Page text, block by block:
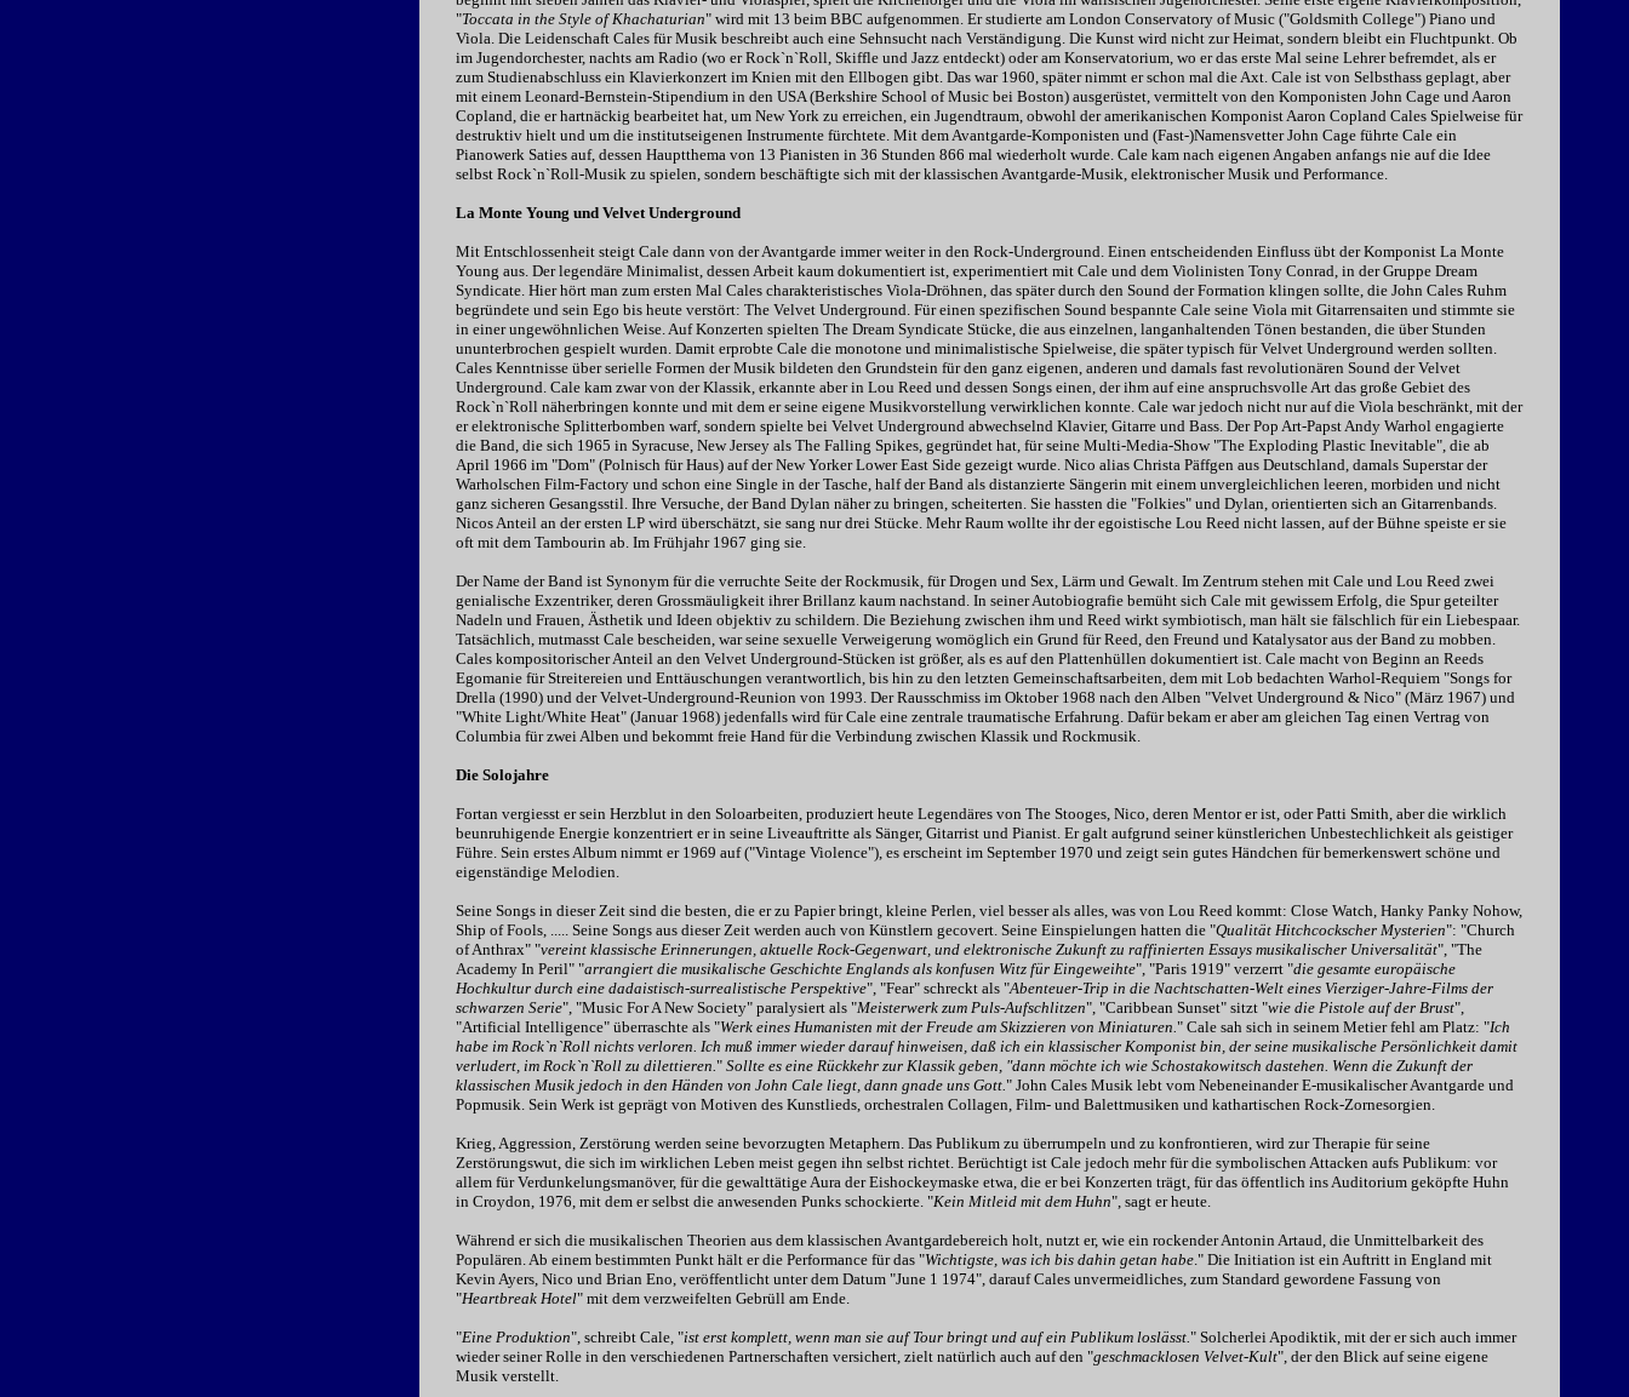
"Toccata in the Style of Khachaturian" wird mit 13 beim BBC aufgenommen. Er studierte am London Conservatory of Music ("Goldsmith College") Piano und
Viola. Die Leidenschaft Cales für Musik beschreibt auch eine Sehnsucht nach Verständigung. Die Kunst wird nicht zur Heimat, sondern bleibt ein Fluchtpunkt. Ob
im Jugendorchester, nachts am Radio (wo er Rock`n`Roll, Skiffle und Jazz entdeckt) oder am Konservatorium, wo er das erste Mal seine Lehrer befremdet, als er
zum Studienabschluss ein Klavierkonzert im Knien mit den Ellbogen gibt. Das war 1960, später nimmt er schon mal die Axt. Cale ist von Selbsthass geplagt, aber
mit einem Leonard-Bernstein-Stipendium in den USA (Berkshire School of Music bei Boston) ausgerüstet, vermittelt von den Komponisten John Cage und Aaron
Copland, die er hartnäckig bearbeitet hat, um New York zu erreichen, ein Jugendtraum, obwohl der amerikanischen Komponist Aaron Copland Cales Spielweise für
destruktiv hielt und um die institutseigenen Instrumente fürchtete. Mit dem Avantgarde-Komponisten und (Fast-)Namensvetter John Cage führte Cale ein
Pianowerk Saties auf, dessen Hauptthema von 13 Pianisten in 36 Stunden 866 mal wiederholt wurde. Cale kam nach eigenen Angaben anfangs nie auf die Idee
selbst Rock`n`Roll-Musik zu spielen, sondern beschäftigte sich mit der klassischen Avantgarde-Musik, elektronischer Musik und Performance.
La Monte Young und Velvet Underground
Mit Entschlossenheit steigt Cale dann von der Avantgarde immer weiter in den Rock-Underground. Einen entscheidenden Einfluss übt der Komponist La Monte
Young aus. Der legendäre Minimalist, dessen Arbeit kaum dokumentiert ist, experimentiert mit Cale und dem Violinisten Tony Conrad, in der Gruppe Dream
Syndicate. Hier hört man zum ersten Mal Cales charakteristisches Viola-Dröhnen, das später durch den Sound der Formation klingen sollte, die John Cales Ruhm
begründete und sein Ego bis heute verstört: The Velvet Underground. Für einen spezifischen Sound bespannte Cale seine Viola mit Gitarrensaiten und stimmte sie
in einer ungewöhnlichen Weise. Auf Konzerten spielten The Dream Syndicate Stücke, die aus einzelnen, langanhaltenden Tönen bestanden, die über Stunden
ununterbrochen gespielt wurden. Damit erprobte Cale die monotone und minimalistische Spielweise, die später typisch für Velvet Underground werden sollten.
Cales Kenntnisse über serielle Formen der Musik bildeten den Grundstein für den ganz eigenen, anderen und damals fast revolutionären Sound der Velvet
Underground. Cale kam zwar von der Klassik, erkannte aber in Lou Reed und dessen Songs einen, der ihm auf eine anspruchsvolle Art das große Gebiet des
Rock`n`Roll näherbringen konnte und mit dem er seine eigene Musikvorstellung verwirklichen konnte. Cale war jedoch nicht nur auf die Viola beschränkt, mit der
er elektronische Splitterbomben warf, sondern spielte bei Velvet Underground abwechselnd Klavier, Gitarre und Bass. Der Pop Art-Papst Andy Warhol engagierte
die Band, die sich 1965 in Syracuse, New Jersey als The Falling Spikes, gegründet hat, für seine Multi-Media-Show "The Exploding Plastic Inevitable", die ab
April 1966 im "Dom" (Polnisch für Haus) auf der New Yorker Lower East Side gezeigt wurde. Nico alias Christa Päffgen aus Deutschland, damals Superstar der
Warholschen Film-Factory und schon eine Single in der Tasche, half der Band als distanzierte Sängerin mit einem unvergleichlichen leeren, morbiden und nicht
ganz sicheren Gesangsstil. Ihre Versuche, der Band Dylan näher zu bringen, scheiterten. Sie hassten die "Folkies" und Dylan, orientierten sich an Gitarrenbands.
Nicos Anteil an der ersten LP wird überschätzt, sie sang nur drei Stücke. Mehr Raum wollte ihr der egoistische Lou Reed nicht lassen, auf der Bühne speiste er sie
oft mit dem Tambourin ab. Im Frühjahr 1967 ging sie.
Der Name der Band ist Synonym für die verruchte Seite der Rockmusik, für Drogen und Sex, Lärm und Gewalt. Im Zentrum stehen mit Cale und Lou Reed zwei
genialische Exzentriker, deren Grossmäuligkeit ihrer Brillanz kaum nachstand. In seiner Autobiografie bemüht sich Cale mit gewissem Erfolg, die Spur geteilter
Nadeln und Frauen, Ästhetik und Ideen objektiv zu schildern. Die Beziehung zwischen ihm und Reed wirkt symbiotisch, man hält sie fälschlich für ein Liebespaar.
Tatsächlich, mutmasst Cale bescheiden, war seine sexuelle Verweigerung womöglich ein Grund für Reed, den Freund und Katalysator aus der Band zu mobben.
Cales kompositorischer Anteil an den Velvet Underground-Stücken ist größer, als es auf den Plattenhüllen dokumentiert ist. Cale macht von Beginn an Reeds
Egomanie für Streitereien und Enttäuschungen verantwortlich, bis hin zu den letzten Gemeinschaftsarbeiten, dem mit Lob bedachten Warhol-Requiem "Songs for
Drella (1990) und der Velvet-Underground-Reunion von 1993. Der Rausschmiss im Oktober 1968 nach den Alben "Velvet Underground & Nico" (März 1967) und
"White Light/White Heat" (Januar 1968) jedenfalls wird für Cale eine zentrale traumatische Erfahrung. Dafür bekam er aber am gleichen Tag einen Vertrag von
Columbia für zwei Alben und bekommt freie Hand für die Verbindung zwischen Klassik und Rockmusik.
Die Solojahre
Fortan vergiesst er sein Herzblut in den Soloarbeiten, produziert heute Legendäres von The Stooges, Nico, deren Mentor er ist, oder Patti Smith, aber die wirklich
beunruhigende Energie konzentriert er in seine Liveauftritte als Sänger, Gitarrist und Pianist. Er galt aufgrund seiner künstlerichen Unbestechlichkeit als geistiger
Führe. Sein erstes Album nimmt er 1969 auf ("Vintage Violence"), es erscheint im September 1970 und zeigt sein gutes Händchen für bemerkenswert schöne und
eigenständige Melodien.
Seine Songs in dieser Zeit sind die besten, die er zu Papier bringt, kleine Perlen, viel besser als alles, was von Lou Reed kommt: Close Watch, Hanky Panky Nohow,
Ship of Fools, ..... Seine Songs aus dieser Zeit werden auch von Künstlern gecovert. Seine Einspielungen hatten die "Qualität Hitchcockscher Mysterien": "Church
of Anthrax" "vereint klassische Erinnerungen, aktuelle Rock-Gegenwart, und elektronische Zukunft zu raffinierten Essays musikalischer Universalität", "The
Academy In Peril" "arrangiert die musikalische Geschichte Englands als konfusen Witz für Eingeweihte", "Paris 1919" verzerrt "die gesamte europäische
Hochkultur durch eine dadaistisch-surrealistische Perspektive", "Fear" schreckt als "Abenteuer-Trip in die Nachtschatten-Welt eines Vierziger-Jahre-Films der
schwarzen Serie", "Music For A New Society" paralysiert als "Meisterwerk zum Puls-Aufschlitzen", "Caribbean Sunset" sitzt "wie die Pistole auf der Brust",
"Artificial Intelligence" überraschte als "Werk eines Humanisten mit der Freude am Skizzieren von Miniaturen." Cale sah sich in seinem Metier fehl am Platz: "Ich
habe im Rock`n`Roll nichts verloren. Ich muß immer wieder darauf hinweisen, daß ich ein klassischer Komponist bin, der seine musikalische Persönlichkeit damit
verludert, im Rock`n`Roll zu dilettieren." Sollte es eine Rückkehr zur Klassik geben, "dann möchte ich wie Schostakowitsch dastehen. Wenn die Zukunft der
klassischen Musik jedoch in den Händen von John Cale liegt, dann gnade uns Gott." John Cales Musik lebt vom Nebeneinander E-musikalischer Avantgarde und
Popmusik. Sein Werk ist geprägt von Motiven des Kunstlieds, orchestralen Collagen, Film- und Balettmusiken und kathartischen Rock-Zornesorgien.
Krieg, Aggression, Zerstörung werden seine bevorzugten Metaphern. Das Publikum zu überrumpeln und zu konfrontieren, wird zur Therapie für seine
Zerstörungswut, die sich im wirklichen Leben meist gegen ihn selbst richtet. Berüchtigt ist Cale jedoch mehr für die symbolischen Attacken aufs Publikum: vor
allem für Verdunkelungsmanöver, für die gewalttätige Aura der Eishockeymaske etwa, die er bei Konzerten trägt, für das öffentlich ins Auditorium geköpfte Huhn
in Croydon, 1976, mit dem er selbst die anwesenden Punks schockierte. "Kein Mitleid mit dem Huhn", sagt er heute.
Während er sich die musikalischen Theorien aus dem klassischen Avantgardebereich holt, nutzt er, wie ein rockender Antonin Artaud, die Unmittelbarkeit des
Populären. Ab einem bestimmten Punkt hält er die Performance für das "Wichtigste, was ich bis dahin getan habe." Die Initiation ist ein Auftritt in England mit
Kevin Ayers, Nico und Brian Eno, veröffentlicht unter dem Datum "June 1 1974", darauf Cales unvermeidliches, zum Standard gewordene Fassung von
"Heartbreak Hotel" mit dem verzweifelten Gebrüll am Ende.
"Eine Produktion", schreibt Cale, "ist erst komplett, wenn man sie auf Tour bringt und auf ein Publikum loslässt." Solcherlei Apodiktik, mit der er sich auch immer
wieder seiner Rolle in den verschiedenen Partnerschaften versichert, zielt natürlich auch auf den "geschmacklosen Velvet-Kult", der den Blick auf seine eigene
Musik verstellt.